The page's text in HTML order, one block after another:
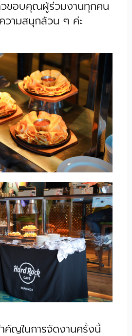
ขอบคุณผู้ร่วมงานทุกคน
วามสนุกล้วน ๆ ค่ะ
คัญในการจัดงานครั้งนี้